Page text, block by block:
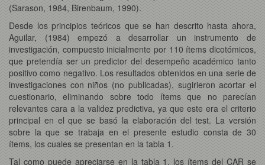
(Sarason, 1984, Birenbaum, 1990).
Desde los principios teóricos que se han descrito hasta ahora,
Aguilar, (1984) empezó a desarrollar un instrumento de
investigación, compuesto inicialmente por 110 ítems dicotómicos,
que pretendía ser un predictor del desempeño académico tanto
positivo como negativo. Los resultados obtenidos en una serie de
investigaciones con niños (no publicadas), sugirieron acortar el
cuestionario, eliminando sobre todo ítems que no parecían
relevantes cara a la validez predictiva, ya que este era el criterio
principal en el que se basó la elaboración del test. La versión
sobre la que se trabaja en el presente estudio consta de 30
ítems, los cuales se presentan en la tabla 1.
Tal como puede apreciarse en la tabla 1, los ítems del CAR se